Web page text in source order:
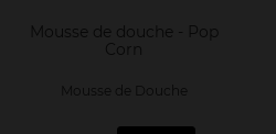
Mousse de douche - Pop
Corn
Mousse de Douche